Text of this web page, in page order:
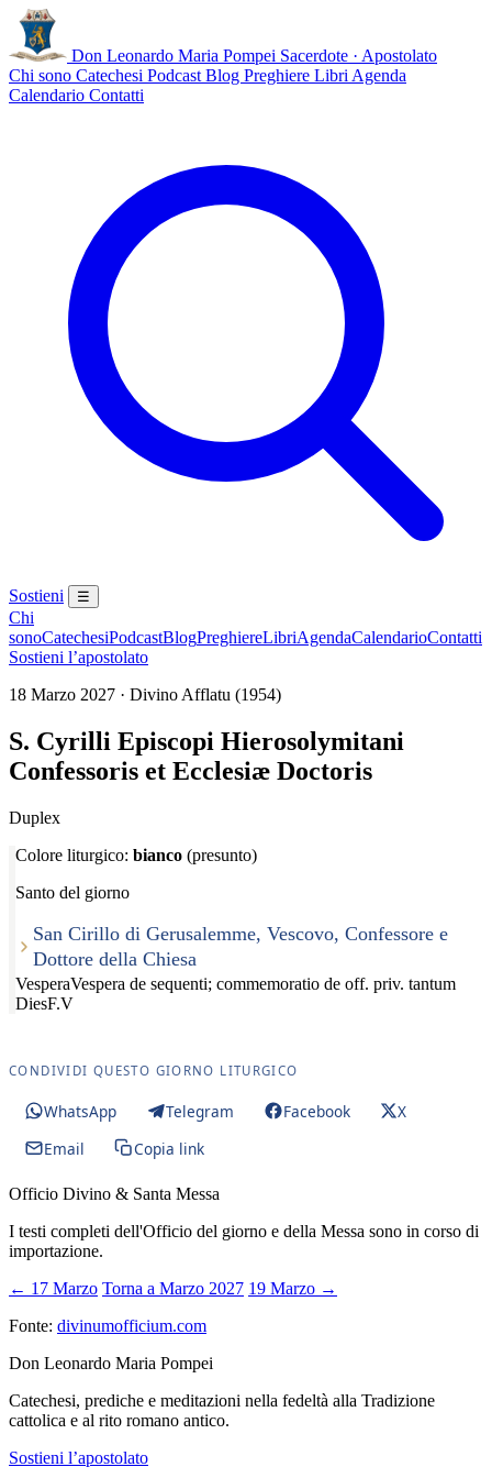
Don Leonardo Maria Pompei Sacerdote · Apostolato
Chi sono Catechesi Podcast Blog Preghiere Libri Agenda
Calendario Contatti
Sostieni ☰
Chi
sonoCatechesiPodcastBlogPreghiereLibriAgendaCalendarioContatti
Sostieni l’apostolato
18 Marzo 2027 · Divino Afflatu (1954)
S. Cyrilli Episcopi Hierosolymitani
Confessoris et Ecclesiæ Doctoris
Duplex
Colore liturgico: bianco (presunto)
Santo del giorno
San Cirillo di Gerusalemme, Vescovo, Confessore e
Dottore della Chiesa
VesperaVespera de sequenti; commemoratio de off. priv. tantum
DiesF.V
CONDIVIDI QUESTO GIORNO LITURGICO
WhatsApp Telegram Facebook
X
Email
Copia link
Officio Divino & Santa Messa
I testi completi dell'Officio del giorno e della Messa sono in corso di
importazione.
← 17 Marzo Torna a Marzo 2027 19 Marzo →
Fonte: divinumofficium.com
Don Leonardo Maria Pompei
Catechesi, prediche e meditazioni nella fedeltà alla Tradizione
cattolica e al rito romano antico.
Sostieni l’apostolato